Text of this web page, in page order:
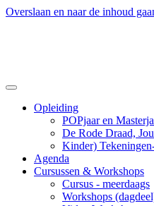
Overslaan en naar de inhoud
Opleiding
POPjaar en
De Rode Draad,
Kinder)
Agenda
Cursussen & Workshops
Cursus - meerdaags
Workshops